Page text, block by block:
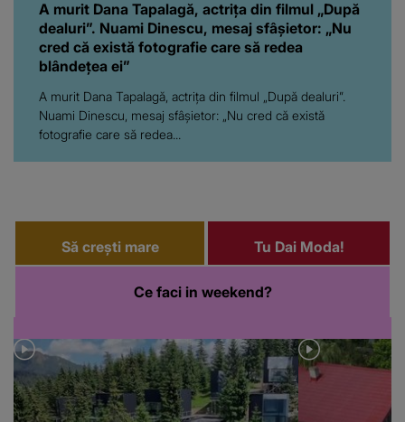
A murit Dana Tapalagă, actrița din filmul „După
dealuri”. Nuami Dinescu, mesaj sfâșietor: „Nu
cred că există fotografie care să redea
blândețea ei”
A murit Dana Tapalagă, actrița din filmul „După dealuri”.
Nuami Dinescu, mesaj sfâșietor: „Nu cred că există
fotografie care să redea...
Să crești mare Tu Dai Moda!
Ce faci in weekend?